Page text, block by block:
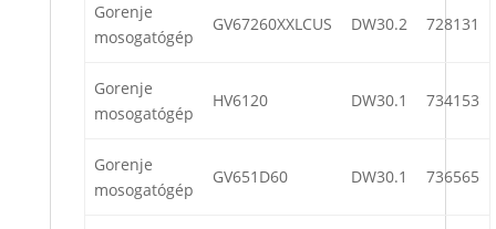
Gorenje
mosogatógép
GV67260XXLCUS DW30.2 728131
Gorenje
mosogatógép
HV6120 DW30.1 734153
Gorenje
mosogatógép
GV651D60 DW30.1 736565